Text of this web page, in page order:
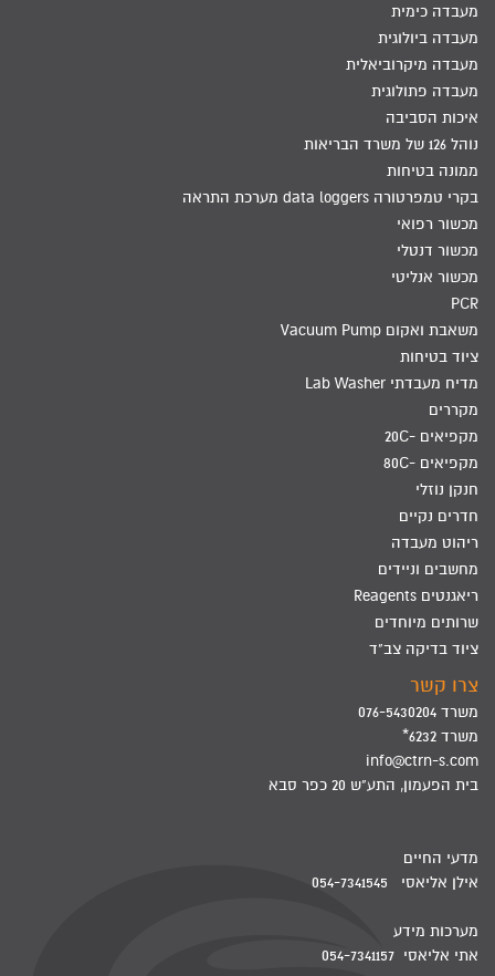
מעבדה כימית
מעבדה ביולוגית
מעבדה מיקרוביאלית
מעבדה פתולוגית
איכות הסביבה
נוהל 126 של משרד הבריאות
ממונה בטיחות
בקרי טמפרטורה data loggers מערכת התראה
מכשור רפואי
מכשור דנטלי
מכשור אנליטי
PCR
משאבת ואקום Vacuum Pump
ציוד בטיחות
מדיח מעבדתי Lab Washer
מקררים
מקפיאים -20C
מקפיאים -80C
חנקן נוזלי
חדרים נקיים
ריהוט מעבדה
מחשבים וניידים
ריאגנטים Reagents
שרותים מיוחדים
ציוד בדיקה צב"ד
צרו קשר
משרד 076-5430204
משרד 6232*
info@ctrn-s.com
בית הפעמון, התע"ש 20 כפר סבא
מדעי החיים
אילן אליאסי 054-7341545
מערכות מידע
אתי אליאסי 054-7341157